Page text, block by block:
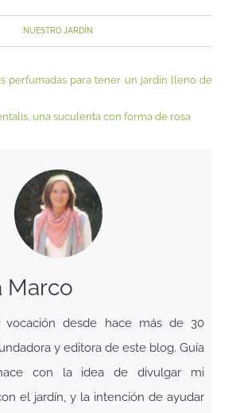
NUESTRO JARDÍN
perfumadas para tener un jardín lleno de
una suculenta con forma de rosa
Marco
vocación desde hace más de 30
y editora de este blog. Guía
con la idea de divulgar mi
el jardín, y la intención de ayudar